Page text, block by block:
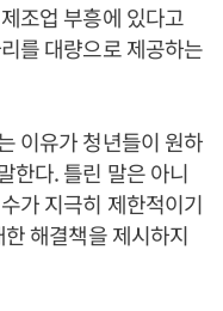
조업 부흥에 있다고
를 대량으로 제공하는
이유가 청년들이 원하
한다. 틀린 말은 아니
가 지극히 제한적이기
해결책을 제시하지